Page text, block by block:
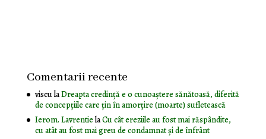
Comentarii recente
visculaDreapta credință e o cunoaștere sănătoasă, diferită
de concepțiile care țin în amorțire (moarte) sufletească
Ierom. LavrentielaCu cât ereziile au fost mai răspândite,
cu atât au fost mai greu de condamnat și de înfrânt